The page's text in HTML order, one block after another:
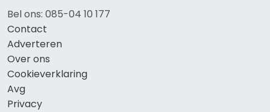
Bel ons: 085-04 10 177
Contact
Adverteren
Over ons
Cookieverklaring
Avg
Privacy